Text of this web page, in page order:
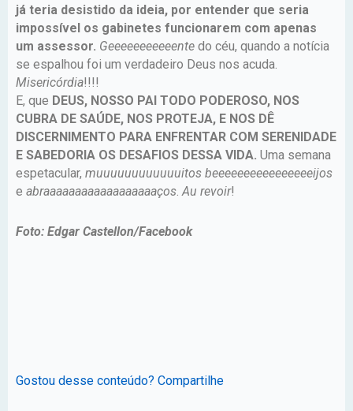
já teria desistido da ideia, por entender que seria
impossível os gabinetes funcionarem com apenas
um assessor. Geeeeeeeeeeente do céu, quando a notícia
se espalhou foi um verdadeiro Deus nos acuda.
Misericórdia!!!!
E, que DEUS, NOSSO PAI TODO PODEROSO, NOS
CUBRA DE SAÚDE, NOS PROTEJA, E NOS DÊ
DISCERNIMENTO PARA ENFRENTAR COM SERENIDADE
E SABEDORIA OS DESAFIOS DESSA VIDA. Uma semana
espetacular, muuuuuuuuuuuuitos beeeeeeeeeeeeeeeeijos
e abraaaaaaaaaaaaaaaaaaços.Au revoir!
Foto: Edgar Castellon/Facebook
Gostou desse conteúdo? Compartilhe